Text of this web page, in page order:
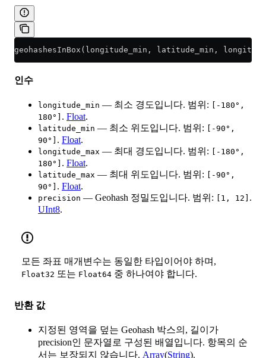
geohashesInBox(longitude_min, latitude_min,
인수
longitude_min — 최소 경도입니다. 범위:
[-180°,
180°] . Float.
latitude_min — 최소 위도입니다. 범위:
[-90°,
90°] . Float.
longitude_max — 최대 경도입니다. 범위:
[-180°,
180°] . Float.
latitude_max — 최대 위도입니다. 범위:
[-90°,
90°] . Float.
precision — Geohash 정밀도입니다. 범위: [1, 12] .
UInt8.
모든 좌표 매개변수는 동일한 타입이어야 하며,
Float32 또는 Float64 중 하나여야 합니다.
반환 값
지정된 영역을 덮는 Geohash 박스의, 길이가
precision인 문자열로 구성된 배열입니다. 항목의 순
서는 보장되지 않습니다. Array(String).